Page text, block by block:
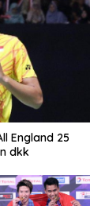
England 25
dkk